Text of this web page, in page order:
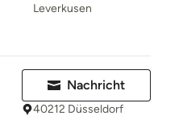
Leverkusen
Nachricht
40212 Düsseldorf